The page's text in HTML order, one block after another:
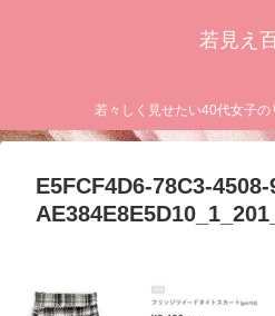
若見え
若々しく見せたい40代女子の
E5FCF4D6-78C3-4508-